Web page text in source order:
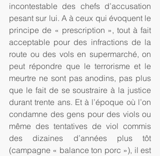
incontestable des chefs d’accusation
pesant sur lui. A à ceux qui évoquent le
principe de « prescription », tout à fait
acceptable pour des infractions de la
route ou des vols en supermarché, on
peut répondre que le terrorisme et le
meurtre ne sont pas anodins, pas plus
que le fait de se soustraire à la justice
durant trente ans. Et à l’époque où l’on
condamne des gens pour des viols ou
même des tentatives de viol commis
des dizaines d’années plus tôt
(campagne « balance ton porc »), il est